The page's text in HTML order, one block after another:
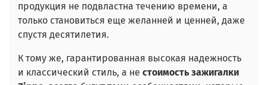
продукция не подвластна течению времени, а
только становиться еще желанней и ценней, даже
спустя десятилетия.
К тому же, гарантированная высокая надежность
и классический стиль, а не стоимость зажигалки